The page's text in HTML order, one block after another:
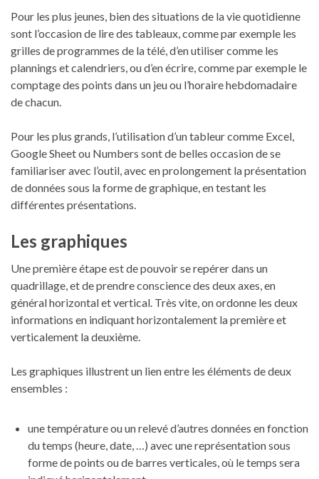
Pour les plus jeunes, bien des situations de la vie quotidienne
sont l’occasion de lire des tableaux, comme par exemple les
grilles de programmes de la télé, d’en utiliser comme les
plannings et calendriers, ou d’en écrire, comme par exemple le
comptage des points dans un jeu ou l’horaire hebdomadaire
de chacun.
Pour les plus grands, l’utilisation d’un tableur comme Excel,
Google Sheet ou Numbers sont de belles occasion de se
familiariser avec l’outil, avec en prolongement la présentation
de données sous la forme de graphique, en testant les
différentes présentations.
Les graphiques
Une première étape est de pouvoir se repérer dans un
quadrillage, et de prendre conscience des deux axes, en
général horizontal et vertical. Très vite, on ordonne les deux
informations en indiquant horizontalement la première et
verticalement la deuxième.
Les graphiques illustrent un lien entre les éléments de deux
ensembles :
une température ou un relevé d’autres données en fonction
du temps (heure, date, …) avec une représentation sous
forme de points ou de barres verticales, où le temps sera